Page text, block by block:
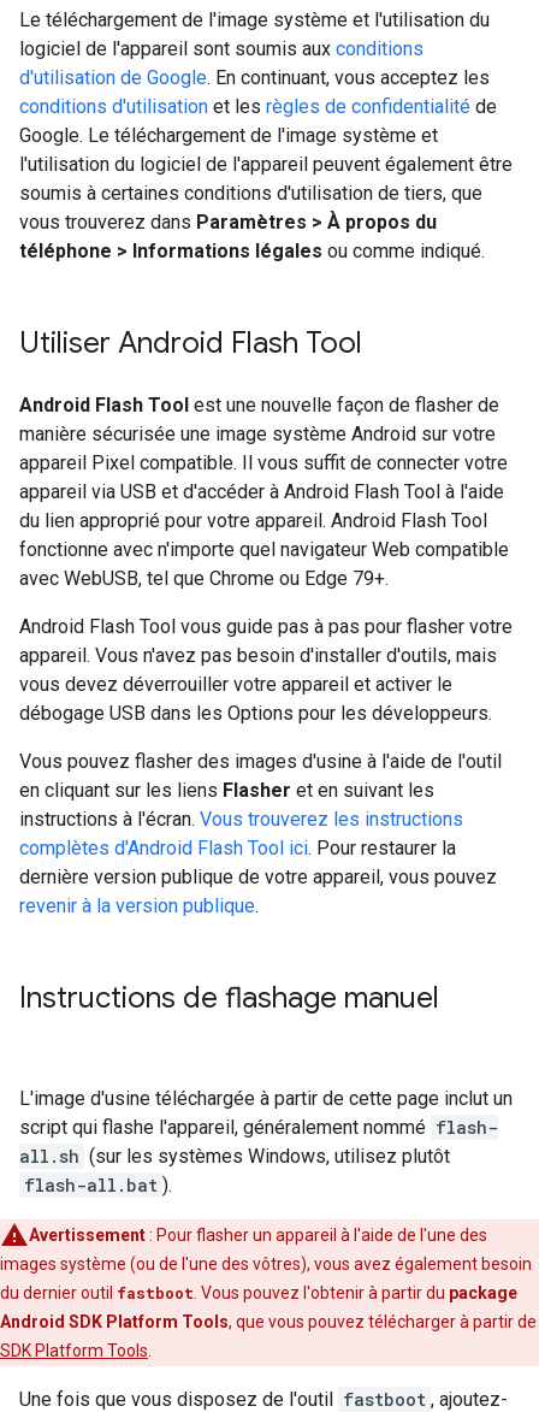
Le téléchargement de l'image système et l'utilisation du
logiciel de l'appareil sont soumis aux conditions
d'utilisation de Google. En continuant, vous acceptez les
conditions d'utilisation et les règles de confidentialité de
Google. Le téléchargement de l'image système et
l'utilisation du logiciel de l'appareil peuvent également être
soumis à certaines conditions d'utilisation de tiers, que
vous trouverez dans Paramètres > À propos du
téléphone > Informations légales ou comme indiqué.
Utiliser Android Flash Tool
Android Flash Tool est une nouvelle façon de flasher de
manière sécurisée une image système Android sur votre
appareil Pixel compatible. Il vous suffit de connecter votre
appareil via USB et d'accéder à Android Flash Tool à l'aide
du lien approprié pour votre appareil. Android Flash Tool
fonctionne avec n'importe quel navigateur Web compatible
avec WebUSB, tel que Chrome ou Edge 79+.
Android Flash Tool vous guide pas à pas pour flasher votre
appareil. Vous n'avez pas besoin d'installer d'outils, mais
vous devez déverrouiller votre appareil et activer le
débogage USB dans les Options pour les développeurs.
Vous pouvez flasher des images d'usine à l'aide de l'outil
en cliquant sur les liens Flasher et en suivant les
instructions à l'écran. Vous trouverez les instructions
complètes d'Android Flash Tool ici. Pour restaurer la
dernière version publique de votre appareil, vous pouvez
revenir à la version publique.
Instructions de flashage manuel
L'image d'usine téléchargée à partir de cette page inclut un
script qui flashe l'appareil, généralement nommé flash-
all.sh (sur les systèmes Windows, utilisez plutôt
flash-all.bat ).
Avertissement: Pour flasher un appareil à l'aide de l'une des
images système (ou de l'une des vôtres), vous avez également besoin
du dernier outil fastboot . Vous pouvez l'obtenir à partir du package
Android SDK Platform Tools, que vous pouvez télécharger à partir de
SDK Platform Tools
Une fois que vous disposez de l'outil fastboot , ajoutez-